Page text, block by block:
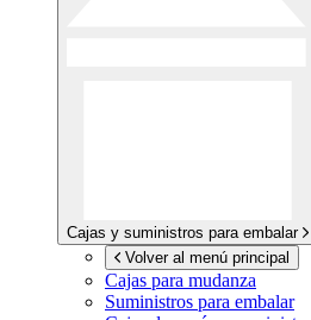
Cajas y suministros para embalar
Volver al menú principal
Cajas para mudanza
Suministros para embalar